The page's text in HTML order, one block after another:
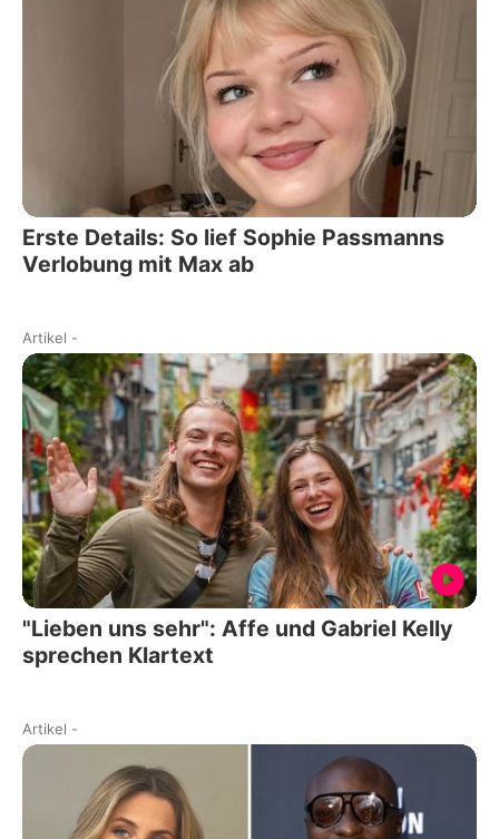
Erste Details: So lief Sophie Passmanns
Verlobung mit Max ab
Artikel -
"Lieben uns sehr": Affe und Gabriel Kelly
sprechen Klartext
Artikel -